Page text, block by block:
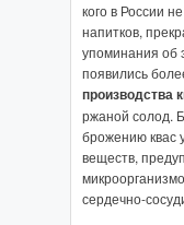
кого в России
напитков,
упоминания об
появились
производства
ржаной солод.
брожению квас
веществ,
сердечно-